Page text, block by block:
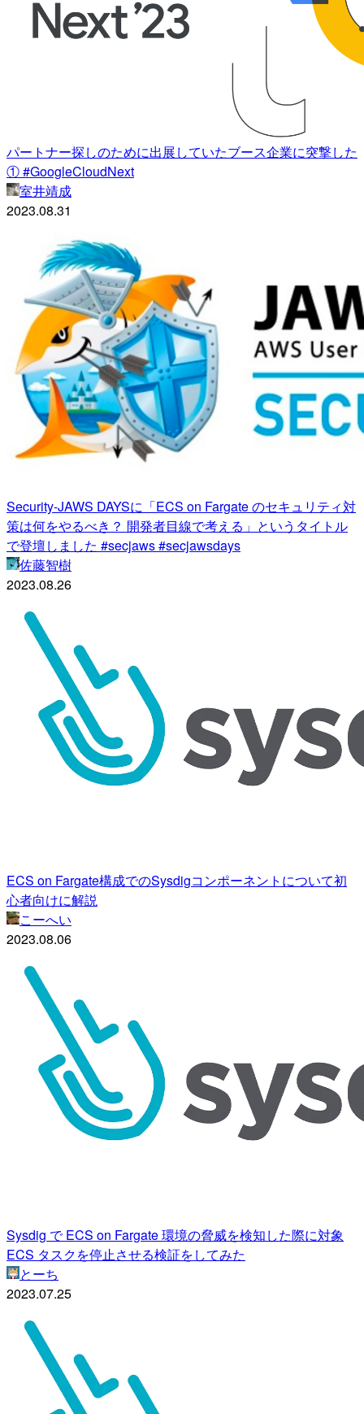
パートナー探しのために出展していたブース企業に突撃した
① #GoogleCloudNext
室井靖成
2023.08.31
Security-JAWS DAYSに「ECS on Fargate のセキュリティ対
策は何をやるべき？ 開発者目線で考える」というタイトル
で登壇しました #secjaws #secjawsdays
佐藤智樹
2023.08.26
ECS on Fargate構成でのSysdigコンポーネントについて初
心者向けに解説
こーへい
2023.08.06
Sysdig で ECS on Fargate 環境の脅威を検知した際に対象
ECS タスクを停止させる検証をしてみた
とーち
2023.07.25